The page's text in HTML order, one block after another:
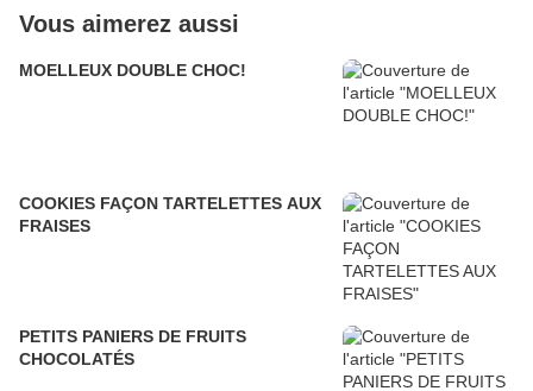
Vous aimerez aussi
MOELLEUX DOUBLE CHOC!
COOKIES FAÇON TARTELETTES AUX
FRAISES
PETITS PANIERS DE FRUITS
CHOCOLATÉS